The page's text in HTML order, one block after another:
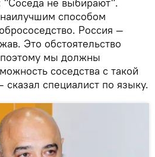
способом
Россия —
Это обстоятельство
мы должны
соседства с такой
специалист по языку.